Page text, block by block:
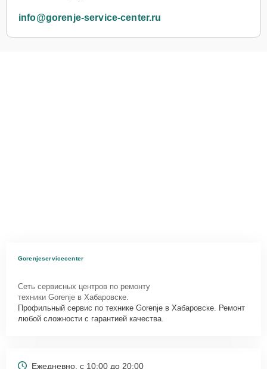
info@gorenje-service-center.ru
Gorenjeservicecenter
Сеть сервисных центров по ремонту
техники Gorenje в Хабаровске.
Профильный сервис по технике Gorenje в Хабаровске. Ремонт
любой сложности с гарантией качества.
Ежедневно, с 10:00 до 20:00